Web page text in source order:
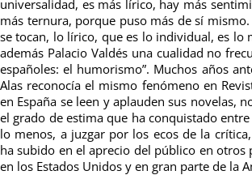
universalidad, es más lírico, hay más
más ternura, porque puso más de sí
se tocan, lo lírico, que es lo individual, es lo
además Palacio Valdés una cualidad no
españoles: el humorismo”. Muchos años
Alas reconocía el mismo fenómeno en
en España se leen y aplauden sus novelas,
el grado de estima que ha conquistado
lo menos, a juzgar por los ecos de la
ha subido en el aprecio del público en otros
en los Estados Unidos y en gran parte de la